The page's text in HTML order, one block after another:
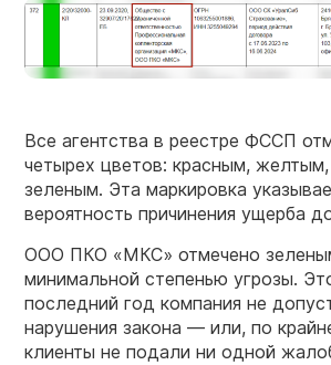
Все агентства в реестре ФССП
четырех цветов: красным,
зеленым. Эта маркировка
вероятность причинения ущерба
ООО ПКО «МКС» отмечено
минимальной степенью угрозы.
последний год компания не
нарушения закона — или, по
клиенты не подали ни одной